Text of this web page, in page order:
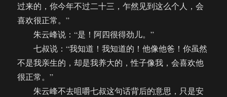
过来的，你今年不过二十三，乍然见到这么个人，会
喜欢很正常。”
朱云峰说：“是！阿四很得劲儿。”
七叔说：“我知道！我知道的！他像他爸！你虽然
不是我亲生的，却是我养大的，性子像我，会喜欢他
很正常。”
朱云峰不去咀嚼七叔这句话背后的意思，只是安